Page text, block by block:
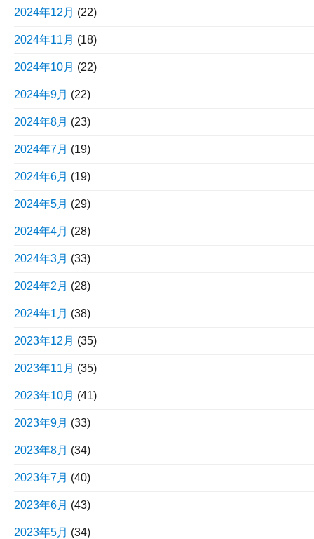
2024年12月 (22)
2024年11月 (18)
2024年10月 (22)
2024年9月 (22)
2024年8月 (23)
2024年7月 (19)
2024年6月 (19)
2024年5月 (29)
2024年4月 (28)
2024年3月 (33)
2024年2月 (28)
2024年1月 (38)
2023年12月 (35)
2023年11月 (35)
2023年10月 (41)
2023年9月 (33)
2023年8月 (34)
2023年7月 (40)
2023年6月 (43)
2023年5月 (34)